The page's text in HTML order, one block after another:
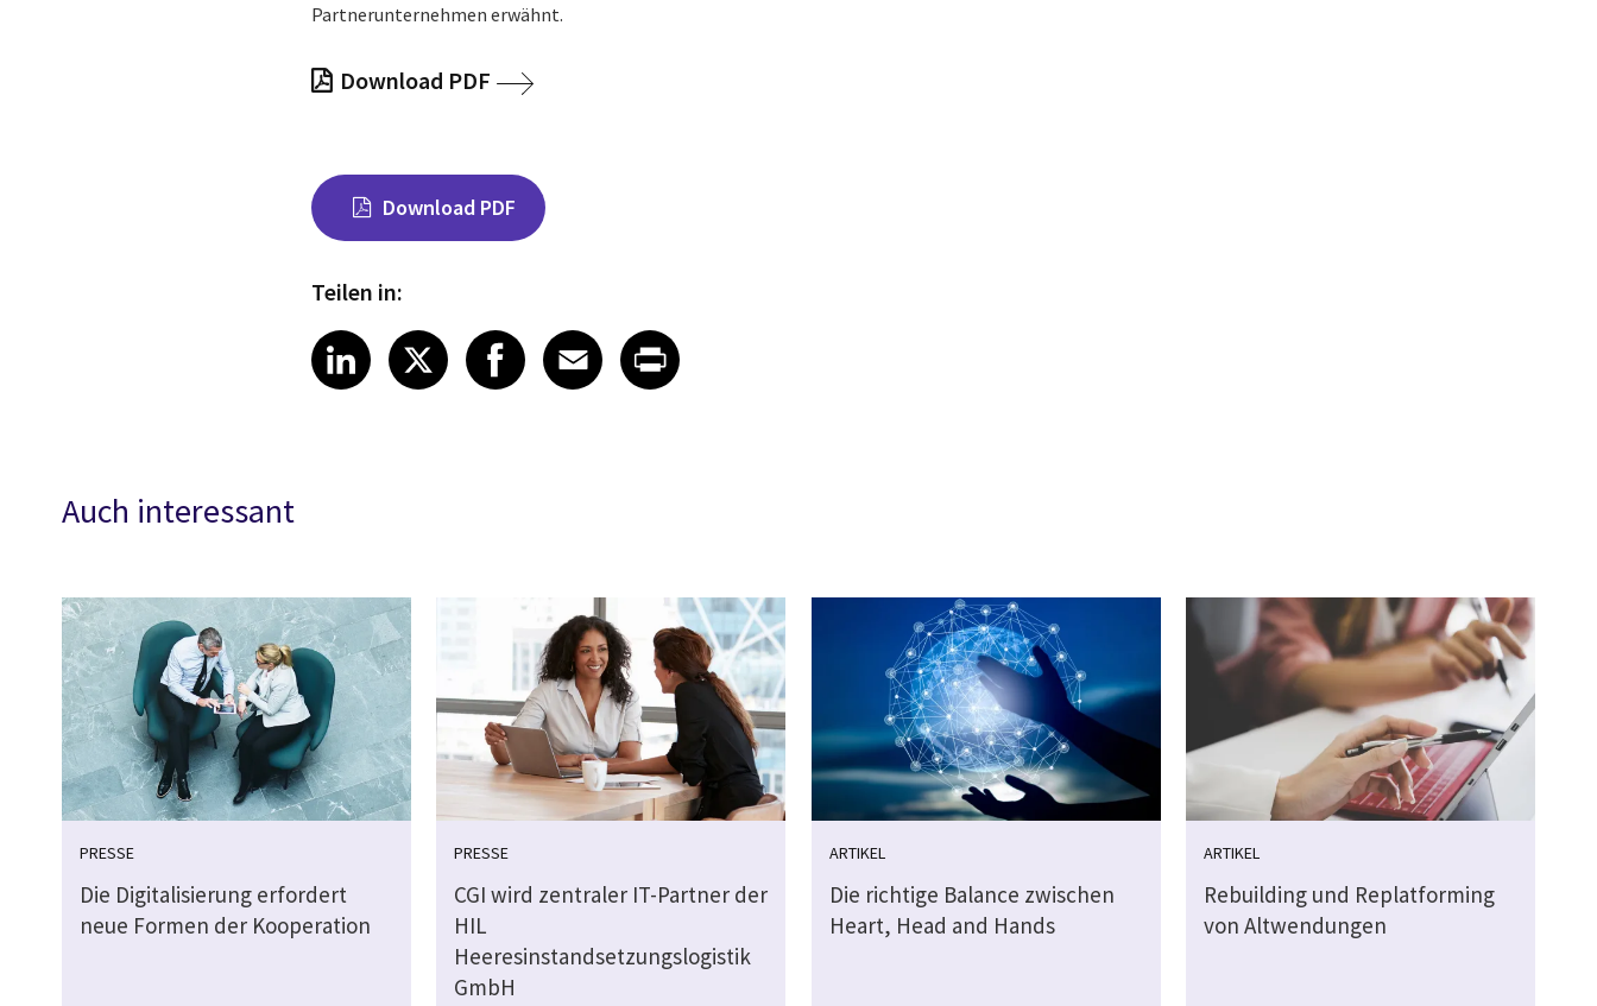
Partnerunternehmen erwähnt.
Download PDF
Download PDF
Teilen in:
Share on LinkedIn
LinkedIn
Share on X
XShare on Facebook
Facebook
Share on Email
Email
Share on Print
Auch interessant
PRESSE
Die Digitalisierung erfordert
neue Formen der Kooperation
PRESSE
CGI wird zentraler IT-Partner der
HIL
Heeresinstandsetzungslogistik
GmbH
ARTIKEL
Die richtige Balance zwischen
Heart, Head and Hands
ARTIKEL
Rebuilding und Replatforming
von Altwendungen